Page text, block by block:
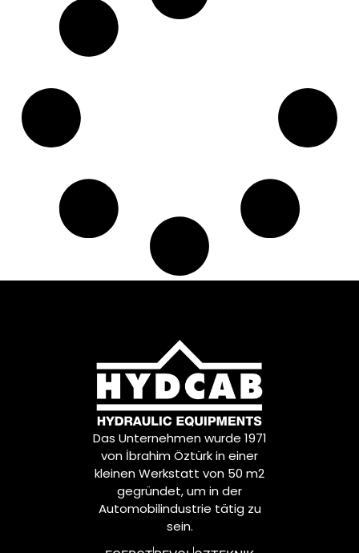
Das Unternehmen wurde 1971
von İbrahim Öztürk in einer
kleinen Werkstatt von 50 m2
gegründet, um in der
Automobilindustrie tätig zu
sein.